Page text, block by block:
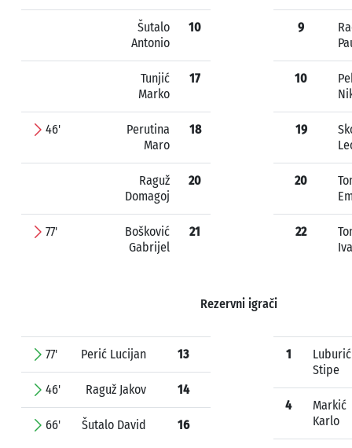
Šutalo
Antonio
10
Tunjić
Marko
17
46'
Perutina
Maro
18
Raguž
Domagoj
20
77'
Bošković
Gabrijel
21
9
10
19
20
22
Rezervni igrači
77' Perić Lucijan 13
46' Raguž Jakov 14
66' Šutalo David 16
1
Luburić
Stipe
4
Markić
Karlo